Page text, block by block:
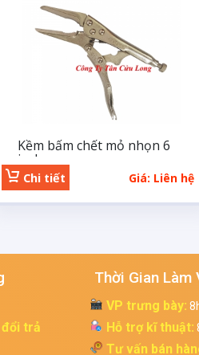
Kềm bấm chết mỏ nhọn 6
inch
Giá: Liên hệ
Chi tiết
đổi trả
Thời Gian Làm
VP trưng bày:
Hỗ trợ kĩ thuật:
Tư vấn bán